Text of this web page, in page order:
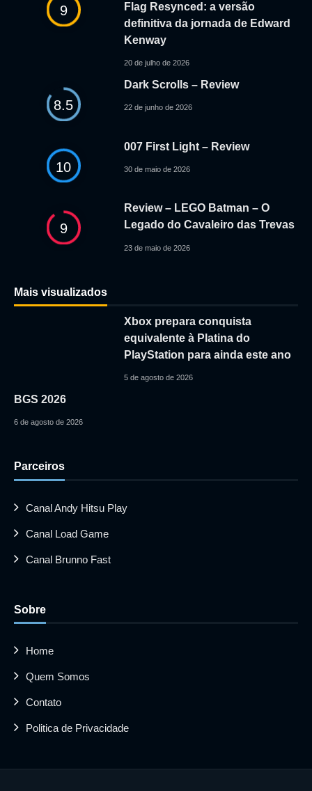
9
Flag Resynced: a versão
definitiva da jornada de Edward
Kenway
20 de julho de 2026
8.5
Dark Scrolls – Review
22 de junho de 2026
10
007 First Light – Review
30 de maio de 2026
9
Review – LEGO Batman – O
Legado do Cavaleiro das Trevas
23 de maio de 2026
Mais visualizados
Xbox prepara conquista
equivalente à Platina do
PlayStation para ainda este ano
5 de agosto de 2026
BGS 2026
6 de agosto de 2026
Parceiros
Canal Andy Hitsu Play
Canal Load Game
Canal Brunno Fast
Sobre
Home
Quem Somos
Contato
Politica de Privacidade